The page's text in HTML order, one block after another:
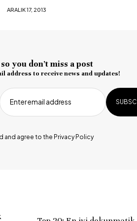
you don’t miss a post
address to receive news and updates!
Enter email address
and agree to the Privacy Policy